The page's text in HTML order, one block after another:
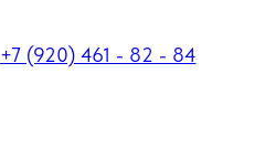
+7 (920) 461 - 82 - 84